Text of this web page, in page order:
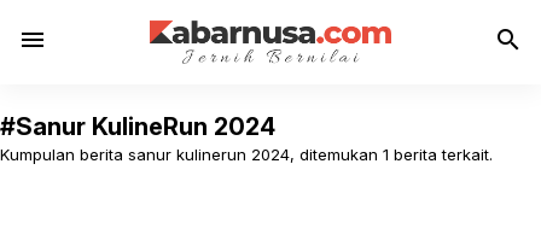
menu search
#Sanur KulineRun 2024
Kumpulan berita sanur kulinerun 2024, ditemukan 1 berita terkait.